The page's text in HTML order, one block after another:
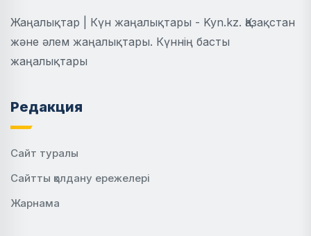
Жаңалықтар | Күн жаңалықтары - Kyn.kz. Қазақстан
және әлем жаңалықтары. Күннің басты
жаңалықтары
Редакция
Сайт туралы
Сайтты қолдану ережелері
Жарнама